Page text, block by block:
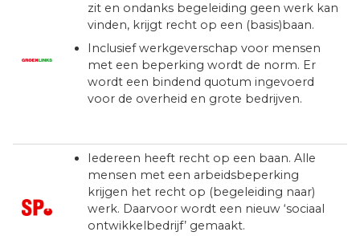
zit en ondanks begeleiding geen werk kan
vinden, krijgt recht op een (basis)baan.
Inclusief werkgeverschap voor mensen
met een beperking wordt de norm. Er
wordt een bindend quotum ingevoerd
voor de overheid en grote bedrijven.
Iedereen heeft recht op een baan. Alle
mensen met een arbeidsbeperking
krijgen het recht op (begeleiding naar)
werk. Daarvoor wordt een nieuw ‘sociaal
ontwikkelbedrijf’ gemaakt.